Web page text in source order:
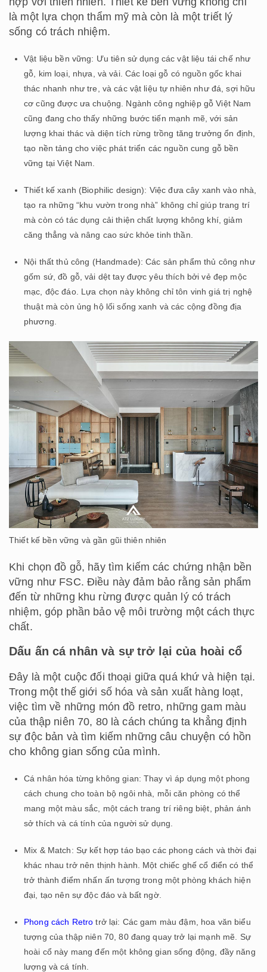
là một lựa chọn thẩm mỹ mà còn là một triết lý
sống có trách nhiệm.
Vật liệu bền vững: Ưu tiên sử dụng các vật liệu tái chế như
gỗ, kim loại, nhựa, và vải. Các loại gỗ có nguồn gốc khai
thác nhanh như tre, và các vật liệu tự nhiên như đá, sợi hữu
cơ cũng được ưa chuộng. Ngành công nghiệp gỗ Việt Nam
cũng đang cho thấy những bước tiến mạnh mẽ, với sản
lượng khai thác và diện tích rừng trồng tăng trưởng ổn định,
tạo nền tảng cho việc phát triển các nguồn cung gỗ bền
vững tại Việt Nam.
Thiết kế xanh (Biophilic design): Việc đưa cây xanh vào nhà,
tạo ra những “khu vườn trong nhà” không chỉ giúp trang trí
mà còn có tác dụng cải thiện chất lượng không khí, giảm
căng thẳng và nâng cao sức khỏe tinh thần.
Nội thất thủ công (Handmade): Các sản phẩm thủ công như
gốm sứ, đồ gỗ, vải dệt tay được yêu thích bởi vẻ đẹp mộc
mạc, độc đáo. Lựa chọn này không chỉ tôn vinh giá trị nghệ
thuật mà còn ủng hộ lối sống xanh và các cộng đồng địa
phương.
Thiết kế bền vững và gần gũi thiên nhiên
Khi chọn đồ gỗ, hãy tìm kiếm các chứng nhận bền
vững như FSC. Điều này đảm bảo rằng sản phẩm
đến từ những khu rừng được quản lý có trách
nhiệm, góp phần bảo vệ môi trường một cách thực
chất.
Dấu ấn cá nhân và sự trở lại của hoài cổ
Đây là một cuộc đối thoại giữa quá khứ và hiện tại.
Trong một thế giới số hóa và sản xuất hàng loạt,
việc tìm về những món đồ retro, những gam màu
của thập niên 70, 80 là cách chúng ta khẳng định
sự độc bản và tìm kiếm những câu chuyện có hồn
cho không gian sống của mình.
Cá nhân hóa từng không gian: Thay vì áp dụng một phong
cách chung cho toàn bộ ngôi nhà, mỗi căn phòng có thể
mang một màu sắc, một cách trang trí riêng biệt, phản ánh
sở thích và cá tính của người sử dụng.
Mix & Match: Sự kết hợp táo bạo các phong cách và thời đại
khác nhau trở nên thịnh hành. Một chiếc ghế cổ điển có thể
trở thành điểm nhấn ấn tượng trong một phòng khách hiện
đại, tạo nên sự độc đáo và bất ngờ.
Phong cách Retro trở lại: Các gam màu đậm, hoa văn biểu
tượng của thập niên 70, 80 đang quay trở lại mạnh mẽ. Sự
hoài cổ này mang đến một không gian sống động, đầy năng
lượng và cá tính.